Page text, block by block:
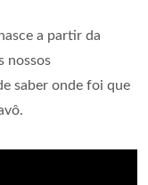
a partir da
nossos
saber onde foi que